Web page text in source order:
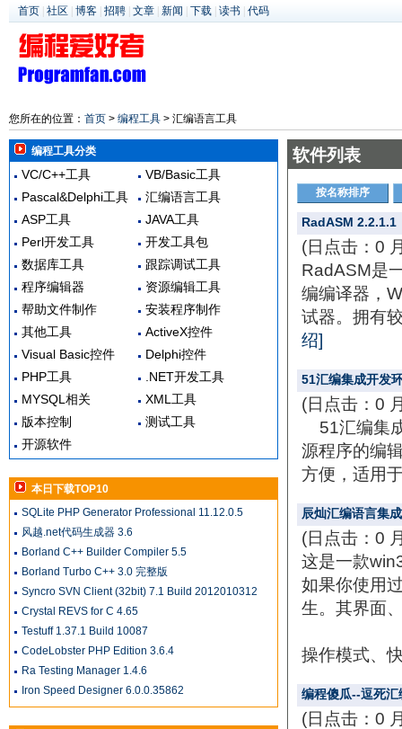
首页 社区 博客 招聘 文章 新闻 下载 读书 代码
您所在的位置： 首页 > 编程工具 > 汇编语言工具
编程工具分类
VC/C++工具
VB/Basic工具
Pascal&Delphi工具
汇编语言工具
ASP工具
JAVA工具
Perl开发工具
开发工具包
数据库工具
跟踪调试工具
程序编辑器
资源编辑工具
帮助文件制作
安装程序制作
其他工具
ActiveX控件
Visual Basic控件
Delphi控件
PHP工具
.NET开发工具
MYSQL相关
XML工具
版本控制
测试工具
开源软件
本日下载TOP10
SQLite PHP Generator Professional 11.12.0.5
风越.net代码生成器 3.6
Borland C++ Builder Compiler 5.5
Borland Turbo C++ 3.0 完整版
Syncro SVN Client (32bit) 7.1 Build 2012010312
Crystal REVS for C 4.65
Testuff 1.37.1 Build 10087
CodeLobster PHP Edition 3.6.4
Ra Testing Manager 1.4.6
Iron Speed Designer 6.0.0.35862
软件列表
按名称排序
RadASM 2.2.1.1
(日点击：0
RadASM是
编编译器，
试器。拥有
绍]
51汇编集成开发
(日点击：0
51汇编集
源程序的编
方便，适用
辰灿汇编语言集
(日点击：0
这是一款
如果你使用
生。其界面
操作模式、
编程傻瓜--逗死汇
(日点击：0